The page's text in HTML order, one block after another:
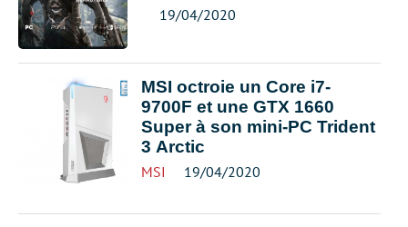
19/04/2020
MSI octroie un Core i7-
9700F et une GTX 1660
Super à son mini-PC Trident
3 Arctic
MSI 19/04/2020